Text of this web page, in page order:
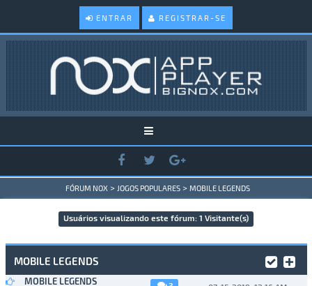
ENTRAR REGISTRAR-SE
FÓRUM NOX > JOGOS POPULARES > MOBILE LEGENDS
Usuários visualizando este fórum: 1 Visitante(s)
MOBILE LEGENDS
MOBILE LEGENDS